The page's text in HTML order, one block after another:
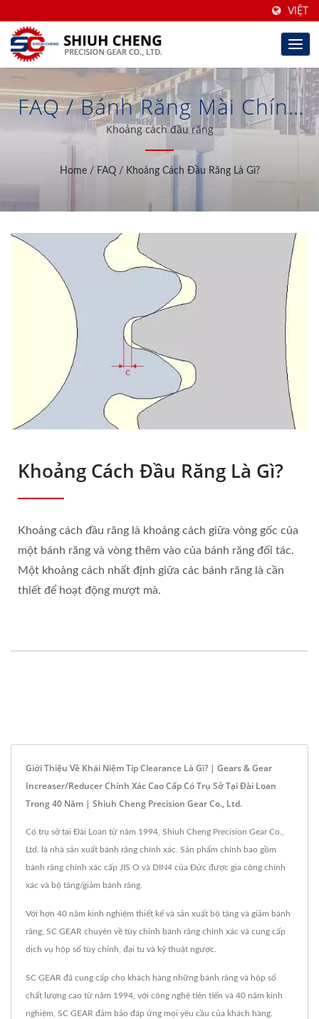
VIỆT
FAQ / Bánh Răng Mài Chính
Xác Cao Dựa Trên Đài Loan
& Bộ Tăng/giảm Tốc Bánh
Răng Trong 40 Năm | Shiuh
Cheng Precision Gear Co.,
Ltd.
Khoảng cách đầu răng
Home / FAQ / Khoảng Cách Đầu Răng Là Gì?
Khoảng Cách Đầu Răng Là Gì?
Khoảng cách đầu răng là khoảng cách giữa vòng gốc của
một bánh răng và vòng thêm vào của bánh răng đối tác.
Một khoảng cách nhất định giữa các bánh răng là cần
thiết để hoạt động mượt mà.
Giới Thiệu Về Khái Niệm Tip Clearance Là Gì? | Gears & Gear
Increaser/Reducer Chính Xác Cao Cấp Có Trụ Sở Tại Đài Loan
Trong 40 Năm | Shiuh Cheng Precision Gear Co., Ltd.
Có trụ sở tại Đài Loan từ năm 1994, Shiuh Cheng Precision Gear Co.,
Ltd. là nhà sản xuất bánh răng chính xác. Sản phẩm chính bao gồm
bánh răng chính xác cấp JIS O và DIN4 của Đức được gia công chính
xác và bộ tăng/giảm bánh răng.
Với hơn 40 năm kinh nghiệm thiết kế và sản xuất bộ tăng và giảm bánh
răng, SC GEAR chuyên về tùy chỉnh bánh răng chính xác và cung cấp
dịch vụ hộp số tùy chỉnh, đại tu và kỹ thuật ngược.
SC GEAR đã cung cấp cho khách hàng những bánh răng và hộp số
chất lượng cao từ năm 1994, với công nghệ tiên tiến và 40 năm kinh
nghiệm, SC GEAR đảm bảo đáp ứng mọi yêu cầu của khách hàng.